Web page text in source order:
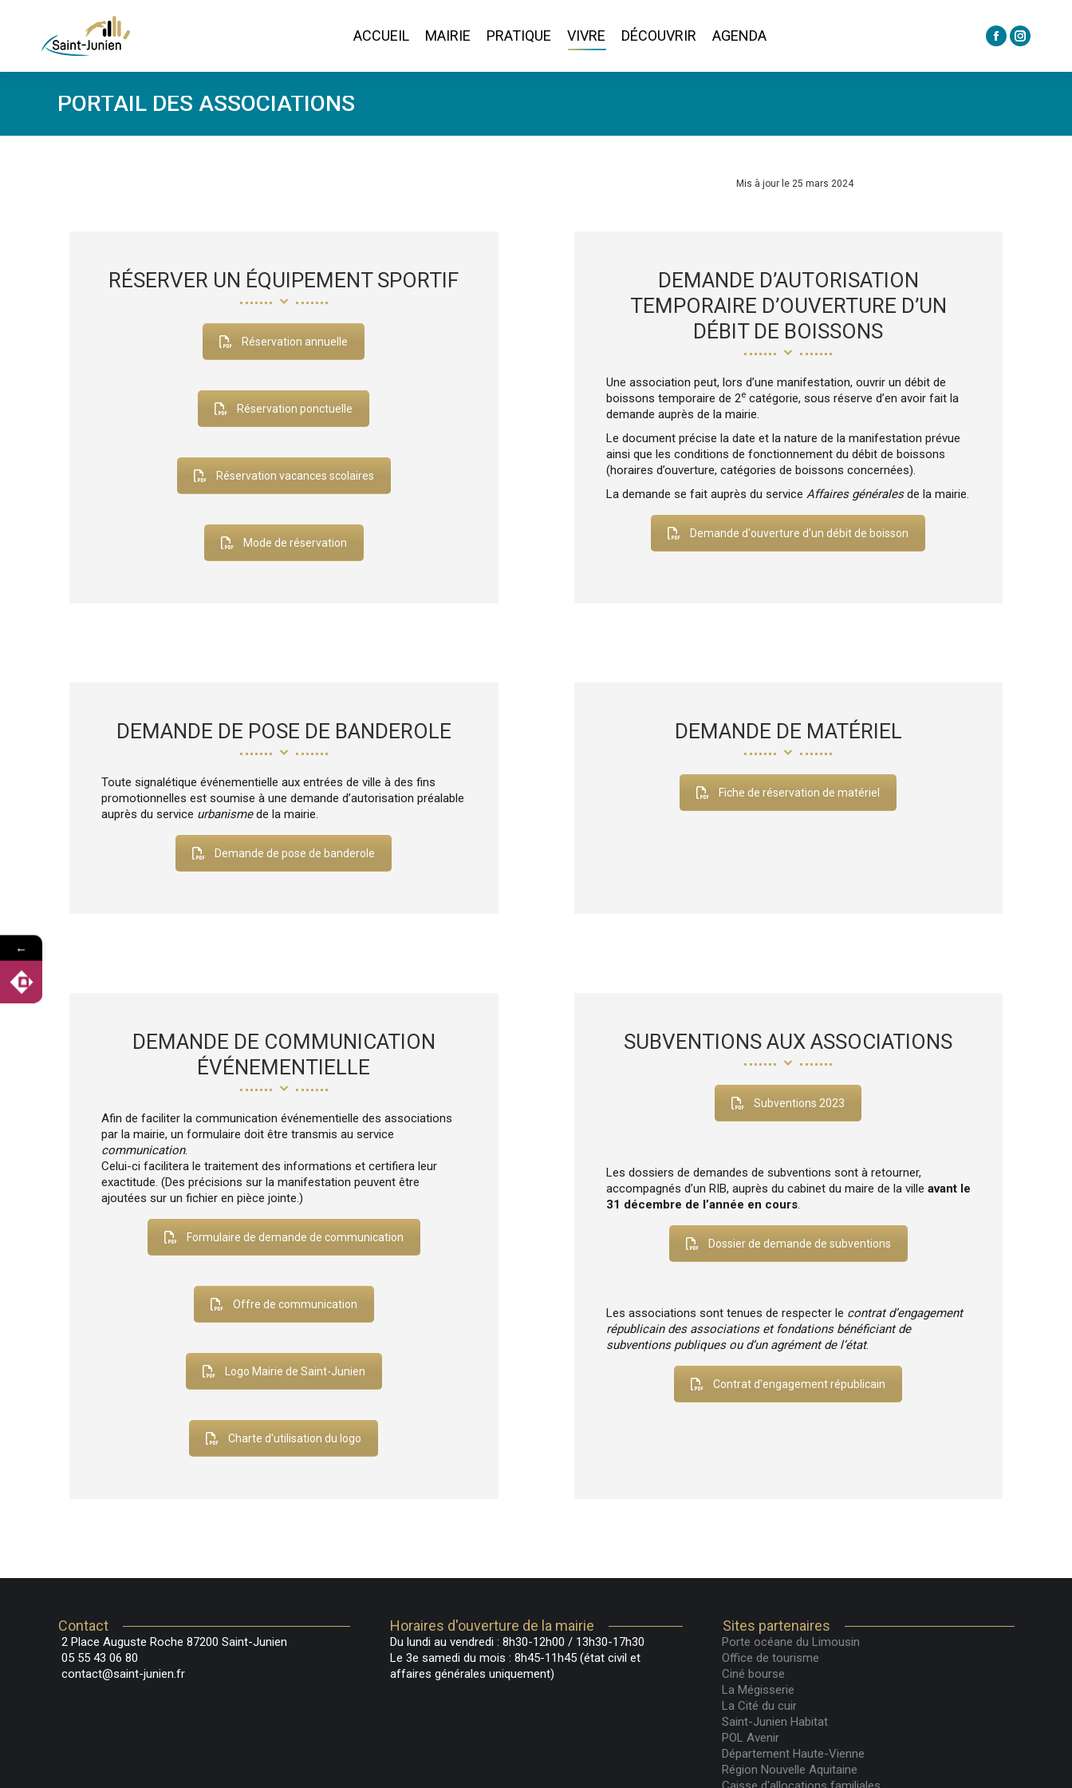
ACCUEIL MAIRIE PRATIQUE VIVRE DÉCOUVRIR AGENDA
La
La
PORTAIL DES ASSOCIATIONS
Mis à jour le 25 mars 2024
RÉSERVER UN ÉQUIPEMENT SPORTIF
Réservation annuelle
Réservation ponctuelle
Réservation vacances scolaires
Mode de réservation
DEMANDE D’AUTORISATION
TEMPORAIRE D’OUVERTURE D’UN
DÉBIT DE BOISSONS
Une association peut, lors d’une manifestation, ouvrir un débit de
boissons temporaire de 2ecatégorie, sous réserve d’en avoir fait la
demande auprès de la mairie.
Le document précise la date et la nature de la manifestation prévue
ainsi que les conditions de fonctionnement du débit de boissons
(horaires d’ouverture, catégories de boissons concernées).
La demande se fait auprès du service Affaires généralesde la mairie.
Demande d'ouverture d'un débit de boisson
DEMANDE DE POSE DE BANDEROLE
Toute signalétique événementielle aux entrées de ville à des fins
promotionnelles est soumise à une demande d’autorisation préalable
auprès du service urbanismede la mairie.
Demande de pose de banderole
DEMANDE DE MATÉRIEL
Fiche de réservation de matériel
DEMANDE DE COMMUNICATION
ÉVÉNEMENTIELLE
Afin de faciliter la communication événementielle des associations
par la mairie, un formulaire doit être transmis au service
communication.
Celui-ci facilitera le traitement des informations et certifiera leur
exactitude. (Des précisions sur la manifestation peuvent être
ajoutées sur un fichier en pièce jointe.)
Formulaire de demande de communication
Offre de communication
Logo Mairie de Saint-Junien
Charte d'utilisation du logo
SUBVENTIONS AUX ASSOCIATIONS
Subventions 2023
Les dossiers de demandes de subventions sont à retourner,
accompagnés d’un RIB, auprès du cabinet du maire de la ville avant le
31 décembre de l’année en cours.
Dossier de demande de subventions
Les associations sont tenues de respecter le contrat d’engagement
républicain des associations et fondations bénéficiant de
subventions publiques ou d’un agrément de l’état.
Contrat d'engagement républicain
Contact
2 Place Auguste Roche 87200 Saint-Junien
05 55 43 06 80
contact@saint-junien.fr
Horaires d'ouverture de la mairie
Du lundi au vendredi : 8h30-12h00 / 13h30-17h30
Le 3e samedi du mois : 8h45-11h45 (état civil et
affaires générales uniquement)
Sites partenaires
Porte océane du Limousin
Office de tourisme
Ciné bourse
La Mégisserie
La Cité du cuir
Saint-Junien Habitat
POL Avenir
Département Haute-Vienne
Région Nouvelle Aquitaine
←
DÉCOUVRIR
La
Facebook
une
La
Instagram
une